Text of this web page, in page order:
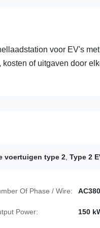
voor EV's
of uitgaven door
voertuigen type 2 Type 2
Of Phase / Wire:
Power: 150